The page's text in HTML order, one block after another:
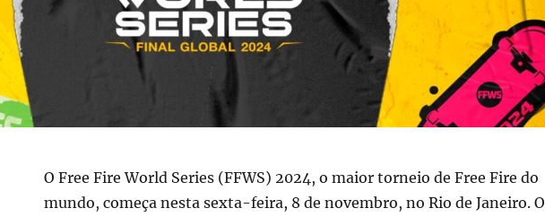
O Free Fire World Series (FFWS) 2024, o maior torneio de Free Fire do
mundo, começa nesta sexta-feira, 8 de novembro, no Rio de Janeiro. O